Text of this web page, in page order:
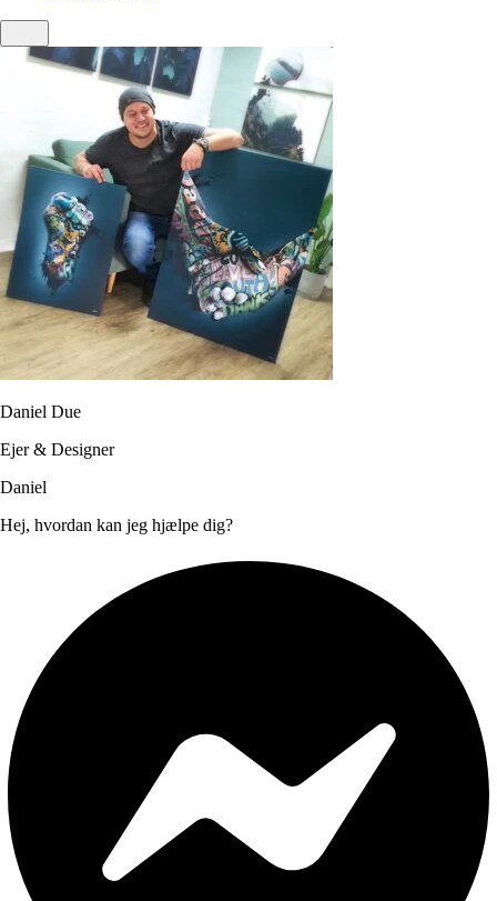
Daniel Due
Ejer & Designer
Daniel
Hej, hvordan kan jeg hjælpe dig?